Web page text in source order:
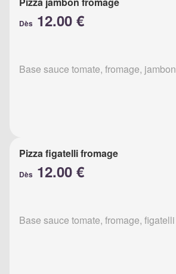
Dès 12.00 €
Base sauce tomate, fromage, jambon
Pizza figatelli fromage
Dès 12.00 €
Base sauce tomate, fromage, figatelli